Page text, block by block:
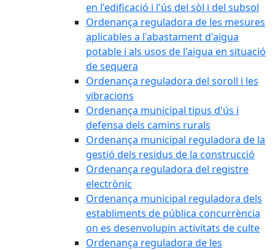
en l'edificació i l'ús del sòl i del subsol
Ordenança reguladora de les mesures
aplicables a l'abastament d'aigua
potable i als usos de l'aigua en situació
de sequera
Ordenança reguladora del soroll i les
vibracions
Ordenança municipal tipus d'ús i
defensa dels camins rurals
Ordenança municipal reguladora de la
gestió dels residus de la construcció
Ordenança reguladora del registre
electrònic
Ordenança municipal reguladora dels
establiments de pública concurrència
on es desenvolupin activitats de culte
Ordenança reguladora de les